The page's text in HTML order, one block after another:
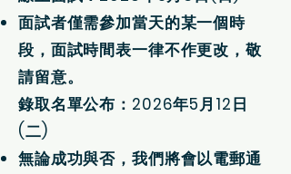
面試者僅需參加當天的某一個時
段，面試時間表一律不作更改，敬
請留意。
錄取名單公布： 2026年5月12日
(二)
無論成功與否，我們將會以電郵通